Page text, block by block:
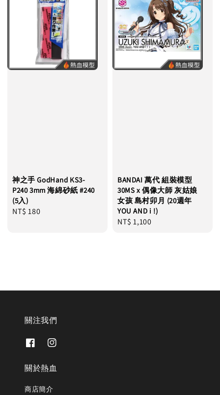
神之手 GodHand KS3-
P240 3mm 海綿砂紙 #240
(5入)
Regular
NT$ 180
BANDAI 萬代 組裝模型
30MS x 偶像大師 灰姑娘
女孩 島村卯月 (20週年
YOU AND i !)
Regular
NT$ 1,100
關注我們
關於熱血
商店簡介